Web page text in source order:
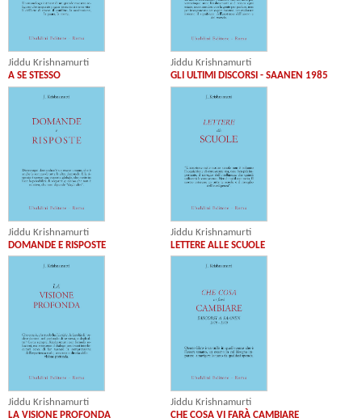
Jiddu Krishnamurti
A SE STESSO
Jiddu Krishnamurti
GLI ULTIMI DISCORSI - SAANEN 1985
Jiddu Krishnamurti
DOMANDE E RISPOSTE
Jiddu Krishnamurti
LETTERE ALLE SCUOLE
Jiddu Krishnamurti
LA VISIONE PROFONDA
Jiddu Krishnamurti
CHE COSA VI FARÀ CAMBIARE